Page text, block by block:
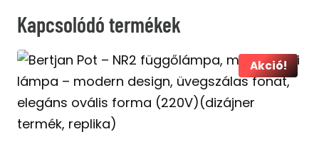
Kapcsolódó termékek
Akció!